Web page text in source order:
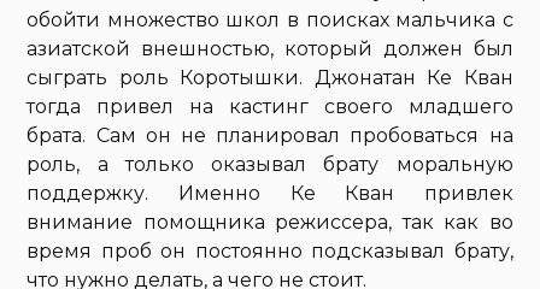
обойти множество школ в поисках мальчика с
азиатской внешностью, который должен был
сыграть роль Коротышки. Джонатан Ке Кван
тогда привел на кастинг своего младшего
брата. Сам он не планировал пробоваться на
роль, а только оказывал брату моральную
поддержку. Именно Ке Кван привлек
внимание помощника режиссера, так как во
время проб он постоянно подсказывал брату,
что нужно делать, а чего не стоит.